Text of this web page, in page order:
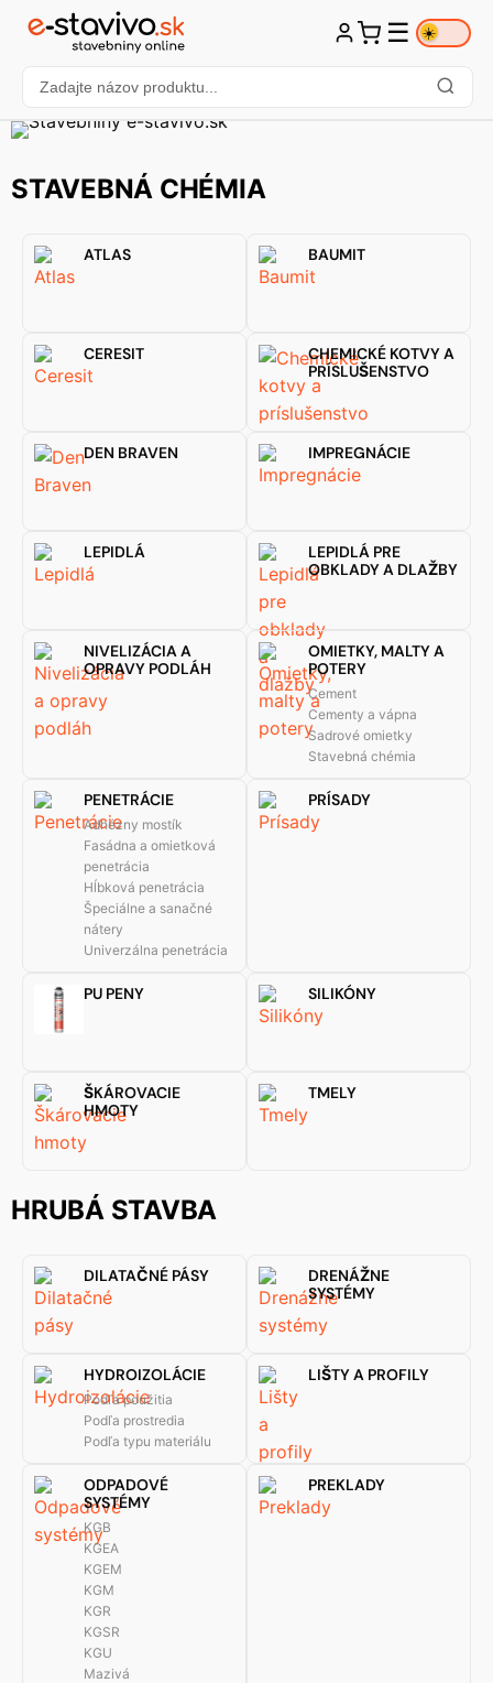
☰ ☀️
STAVEBNÁ CHÉMIA
ATLAS BAUMIT
CERESIT
CHEMICKÉ KOTVY A
PRÍSLUŠENSTVO
DEN BRAVEN IMPREGNÁCIE
LEPIDLÁ
LEPIDLÁ PRE
OBKLADY A DLAŽBY
NIVELIZÁCIA A
OPRAVY PODLÁH
OMIETKY, MALTY A
POTERY
Cement
Cementy a vápna
Sadrové omietky
Stavebná chémia
PENETRÁCIE
Adhézny mostík
Fasádna a omietková
penetrácia
Hĺbková penetrácia
Špeciálne a sanačné
nátery
Univerzálna penetrácia
PRÍSADY
PU PENY SILIKÓNY
ŠKÁROVACIE
HMOTY
TMELY
HRUBÁ STAVBA
DILATAČNÉ PÁSY
DRENÁŽNE
SYSTÉMY
HYDROIZOLÁCIE
Podľa použitia
Podľa prostredia
Podľa typu materiálu
LIŠTY A PROFILY
ODPADOVÉ
SYSTÉMY
KGB
KGEA
KGEM
KGM
KGR
KGSR
KGU
Mazivá
PREKLADY